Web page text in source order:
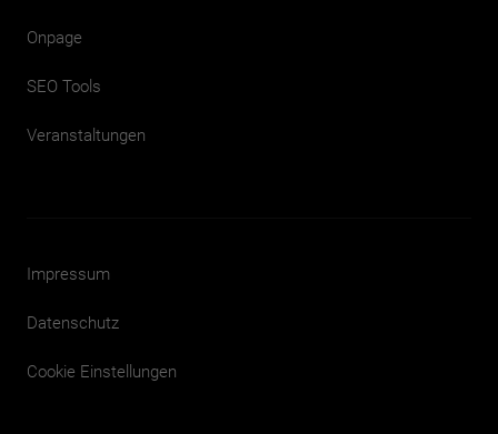
Onpage
SEO Tools
Veranstaltungen
Impressum
Datenschutz
Cookie Einstellungen